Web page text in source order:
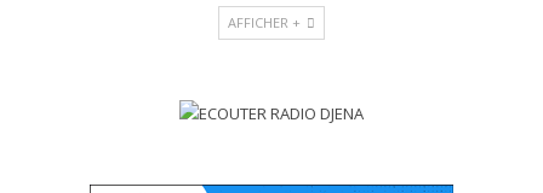
AFFICHER +